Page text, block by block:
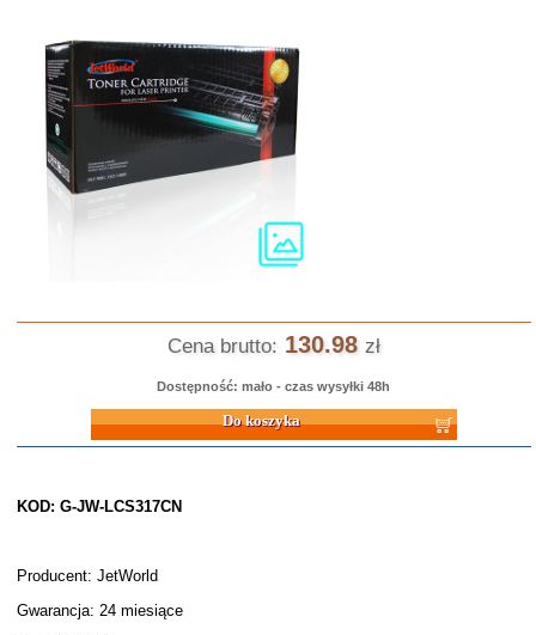
Cena brutto: 130.98 zł
Dostępność: mało - czas wysyłki 48h
Do koszyka
KOD: G-JW-LCS317CN
Producent: JetWorld
Gwarancja: 24 miesiące